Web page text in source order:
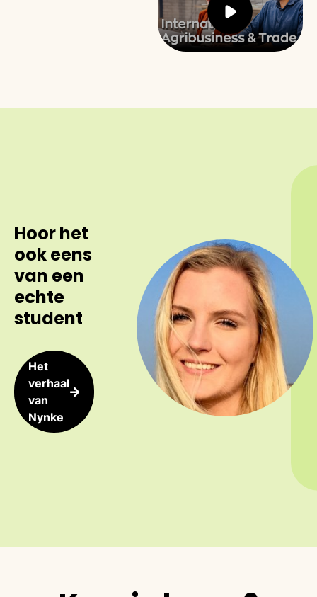
Hoor het
ook eens
van een
echte
student
Het
verhaal
van
Nynke